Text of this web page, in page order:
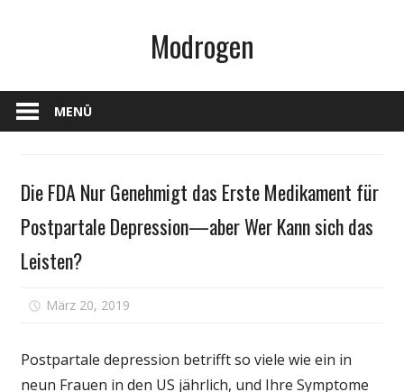
Modrogen
MENÜ
Die FDA Nur Genehmigt das Erste Medikament für
Postpartale Depression—aber Wer Kann sich das
Leisten?
März 20, 2019
Nur
Postpartale depression betrifft so viele wie ein in
neun Frauen in den US jährlich, und Ihre Symptome